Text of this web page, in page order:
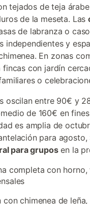
tejados de teja
de la meseta. Las
de labranza o
independientes y
En zonas
fincas con jardín
o
oscilan entre 90€ y
de 160€ en
es amplia de
para
para gruposen la
completa con
con chimenea de